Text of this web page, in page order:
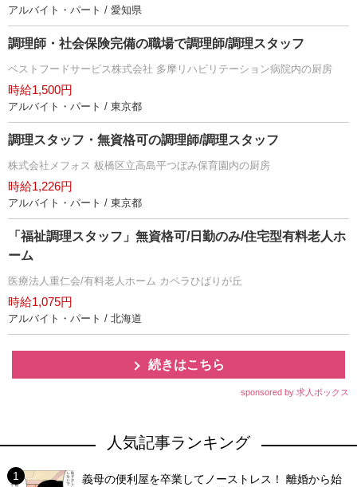
アルバイト・パート / 愛知県
調理師・社会保険完備の職場で調理師/調理スタッフ
ベストフードサービス株式会社 多摩リハビリテーション病院内の厨房
時給1,500円
アルバイト・パート / 東京都
調理スタッフ・無資格可の調理師/調理スタッフ
株式会社メフォス 板橋区立高島平つぼみ保育園内の厨房
時給1,226円
アルバイト・パート / 東京都
「福祉調理スタッフ」無資格可/日勤のみ/住宅型有料老人ホ
ーム
医療法人重仁会/有料老人ホーム カペラひばりが丘
時給1,075円
アルバイト・パート / 北海道
続きはこちら
sponsored by 求人ボックス
人気記事ランキング
義母の便利屋を卒業してノーストレス！ 離婚から始